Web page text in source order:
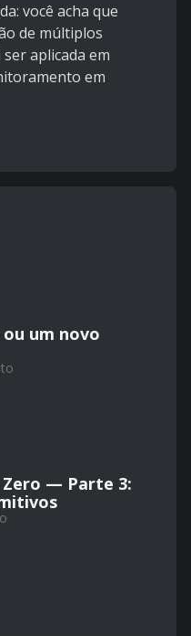
você acha que
de múltiplos
aplicada em
em
um novo
Zero — Parte 3: